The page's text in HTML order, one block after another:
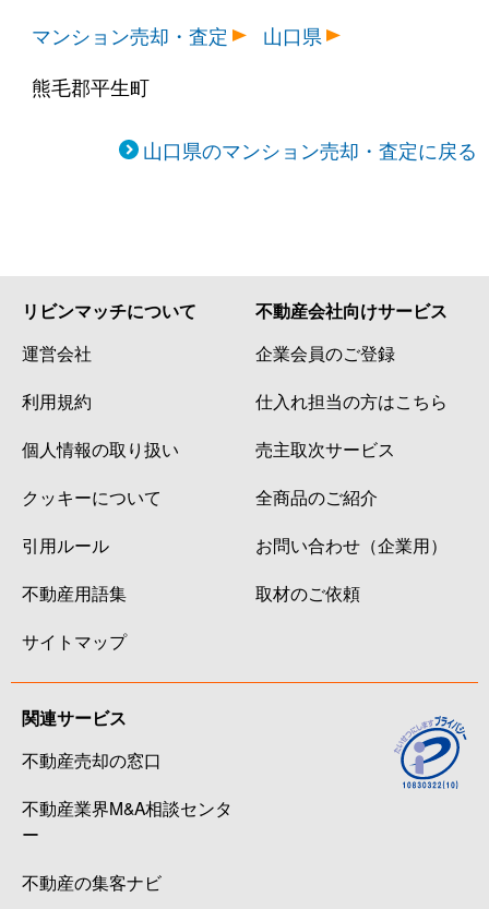
マンション売却・査定
山口県
熊毛郡平生町
山口県のマンション売却・査定に戻る
リビンマッチについて
運営会社
利用規約
個人情報の取り扱い
クッキーについて
引用ルール
不動産用語集
サイトマップ
不動産会社向けサービス
企業会員のご登録
仕入れ担当の方はこちら
売主取次サービス
全商品のご紹介
お問い合わせ（企業用）
取材のご依頼
関連サービス
不動産売却の窓口
不動産業界M&A相談センタ
ー
不動産の集客ナビ